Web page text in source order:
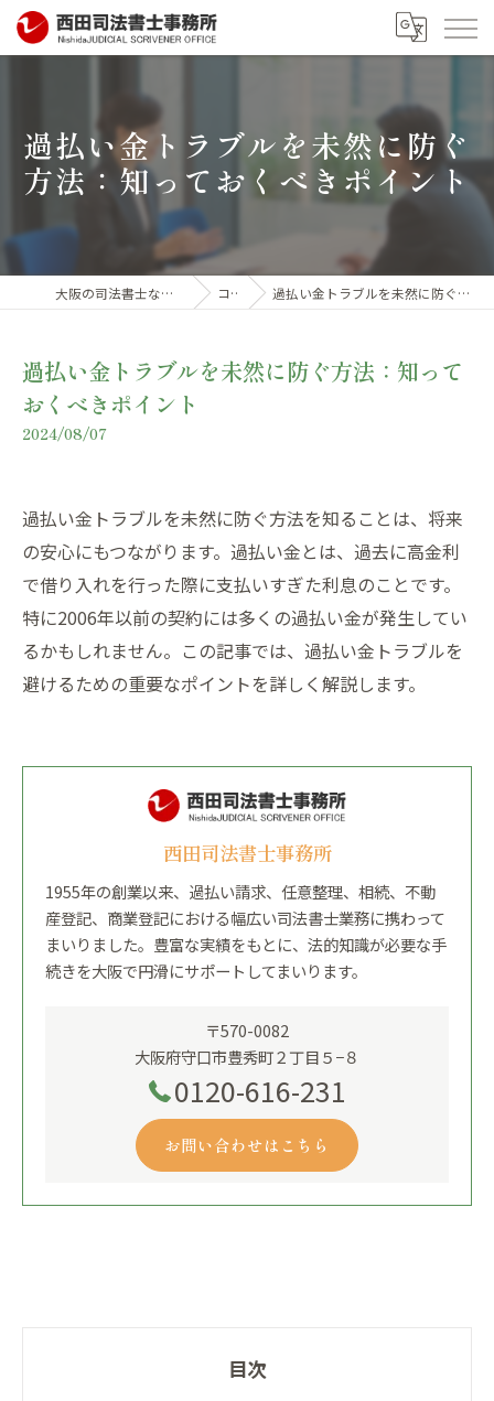
過払い金トラブルを未然に防ぐ
方法：知っておくべきポイント
大阪の司法書士なら西田司法書士事務所 コラム 過払い金トラブルを未然に防ぐ方法：知っておくべきポイント
過払い金トラブルを未然に防ぐ方法：知って
おくべきポイント
2024/08/07
過払い金トラブルを未然に防ぐ方法を知ることは、将来
の安心にもつながります。過払い金とは、過去に高金利
で借り入れを行った際に支払いすぎた利息のことです。
特に2006年以前の契約には多くの過払い金が発生してい
るかもしれません。この記事では、過払い金トラブルを
避けるための重要なポイントを詳しく解説します。
西田司法書士事務所
1955年の創業以来、過払い請求、任意整理、相続、不動
産登記、商業登記における幅広い司法書士業務に携わって
まいりました。豊富な実績をもとに、法的知識が必要な手
続きを大阪で円滑にサポートしてまいります。
〒570-0082
大阪府守口市豊秀町２丁目５−８
0120-616-231
お問い合わせはこちら
目次